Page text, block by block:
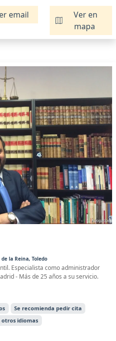
email
Ver en
mapa
la Reina, Toledo
Especialista como administrador
- Más de 25 años a su servicio.
Se recomienda pedir cita
otros idiomas